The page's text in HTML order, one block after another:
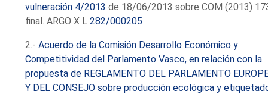
vulneración 4/2013 de 18/06/2013 sobre COM (2013)
final. ARGO X L282/000205
2.-Acuerdo de la Comisión Desarrollo Económico y
Competitividad del Parlamento Vasco, en relación con la
propuesta de REGLAMENTO DEL PARLAMENTO
Y DEL CONSEJO sobre producción ecológica y